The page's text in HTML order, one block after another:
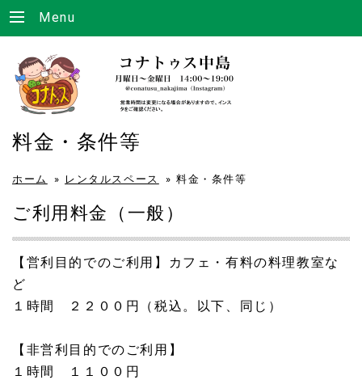
Menu
料金・条件等
ホーム » レンタルスペース » 料金・条件等
ご利用料金（一般）
【営利目的でのご利用】カフェ・有料の料理教室な
ど
１時間 ２２００円（税込。以下、同じ）
【非営利目的でのご利用】
１時間 １１００円